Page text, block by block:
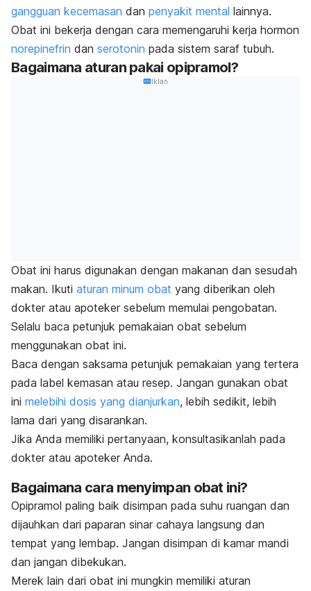
gangguan kecemasan dan penyakit mental lainnya.
Obat ini bekerja dengan cara memengaruhi kerja hormon
norepinefrin dan serotonin pada sistem saraf tubuh.
Bagaimana aturan pakai opipramol?
Iklan
Obat ini harus digunakan dengan makanan dan sesudah
makan. Ikuti aturan minum obat yang diberikan oleh
dokter atau apoteker sebelum memulai pengobatan.
Selalu baca petunjuk pemakaian obat sebelum
menggunakan obat ini.
Baca dengan saksama petunjuk pemakaian yang tertera
pada label kemasan atau resep. Jangan gunakan obat
ini melebihi dosis yang dianjurkan, lebih sedikit, lebih
lama dari yang disarankan.
Jika Anda memiliki pertanyaan, konsultasikanlah pada
dokter atau apoteker Anda.
Bagaimana cara menyimpan obat ini?
Opipramol paling baik disimpan pada suhu ruangan dan
dijauhkan dari paparan sinar cahaya langsung dan
tempat yang lembap. Jangan disimpan di kamar mandi
dan jangan dibekukan.
Merek lain dari obat ini mungkin memiliki aturan